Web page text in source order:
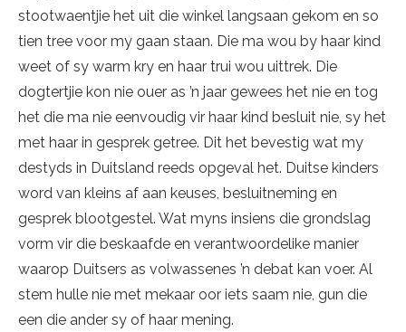
stootwaentjie het uit die winkel langsaan gekom en so
tien tree voor my gaan staan. Die ma wou by haar kind
weet of sy warm kry en haar trui wou uittrek. Die
dogtertjie kon nie ouer as ’n jaar gewees het nie en tog
het die ma nie eenvoudig vir haar kind besluit nie, sy het
met haar in gesprek getree. Dit het bevestig wat my
destyds in Duitsland reeds opgeval het. Duitse kinders
word van kleins af aan keuses, besluitneming en
gesprek blootgestel. Wat myns insiens die grondslag
vorm vir die beskaafde en verantwoordelike manier
waarop Duitsers as volwassenes ’n debat kan voer. Al
stem hulle nie met mekaar oor iets saam nie, gun die
een die ander sy of haar mening.